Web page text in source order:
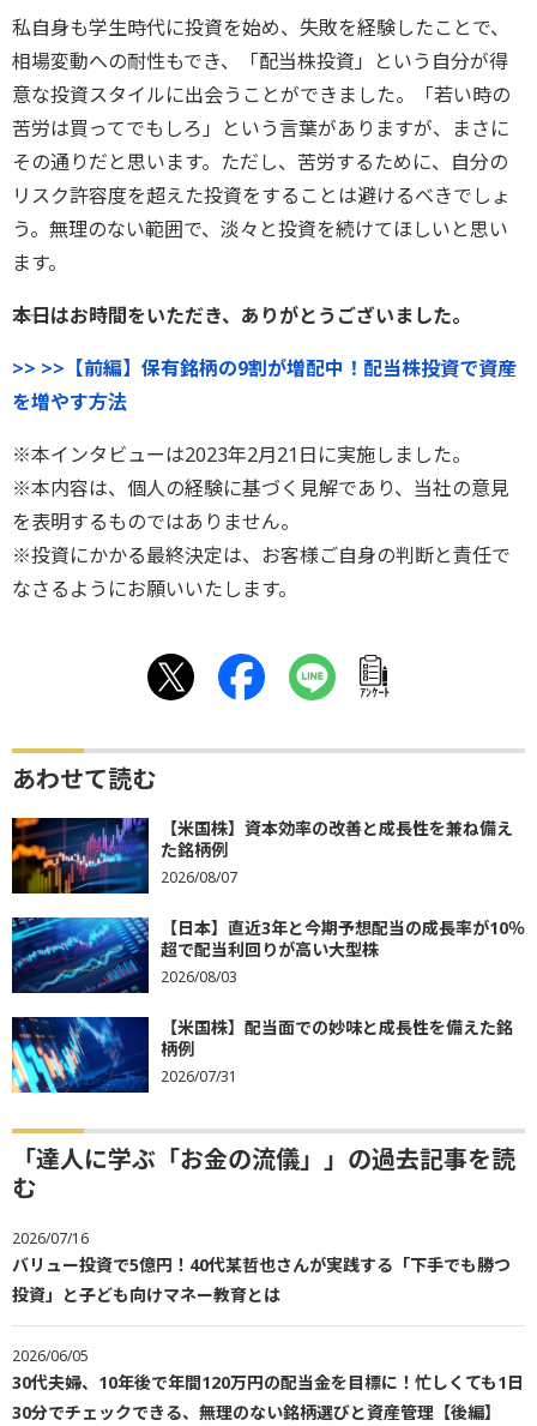
私自身も学生時代に投資を始め、失敗を経験したことで、
相場変動への耐性もでき、「配当株投資」という自分が得
意な投資スタイルに出会うことができました。「若い時の
苦労は買ってでもしろ」という言葉がありますが、まさに
その通りだと思います。ただし、苦労するために、自分の
リスク許容度を超えた投資をすることは避けるべきでしょ
う。無理のない範囲で、淡々と投資を続けてほしいと思い
ます。
――本日はお時間をいただき、ありがとうございました。
>> >>【前編】保有銘柄の9割が増配中！配当株投資で資産
を増やす方法
※本インタビューは2023年2月21日に実施しました。
※本内容は、個人の経験に基づく見解であり、当社の意見
を表明するものではありません。
※投資にかかる最終決定は、お客様ご自身の判断と責任で
なさるようにお願いいたします。
ｱﾝｹｰﾄ
あわせて読む
【米国株】資本効率の改善と成長性を兼ね備え
た銘柄例
2026/08/07
【日本】直近3年と今期予想配当の成長率が10％
超で配当利回りが高い大型株
2026/08/03
【米国株】配当面での妙味と成長性を備えた銘
柄例
2026/07/31
「達人に学ぶ「お金の流儀」」の過去記事を読
む
2026/07/16
バリュー投資で5億円！40代某哲也さんが実践する「下手でも勝つ
投資」と子ども向けマネー教育とは
2026/06/05
30代夫婦、10年後で年間120万円の配当金を目標に！忙しくても1日
30分でチェックできる、無理のない銘柄選びと資産管理【後編】